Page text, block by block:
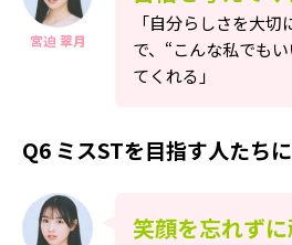
宮迫 翠月
「自分らしさを大
で、“こんな私でも
てくれる」
Q6 ミスSTを目指す人たち
笑顔を忘れず